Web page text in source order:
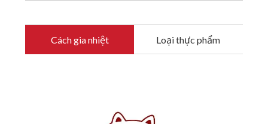
Cách gia nhiệt Loại thực phẩm